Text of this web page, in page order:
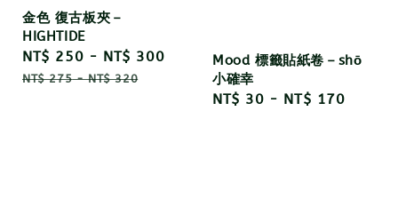
金色 復古板夾－
HIGHTIDE
Sale
price
NT$ 250 - NT$ 300
Regular
NT$ 275-NT$ 320
Mood 標籤貼紙卷－shō
小確幸
Regular
NT$ 30 - NT$ 170